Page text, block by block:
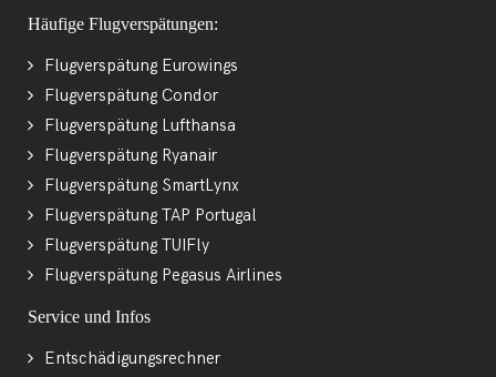
Häufige Flugverspätungen:
Flugverspätung Eurowings
Flugverspätung Condor
Flugverspätung Lufthansa
Flugverspätung Ryanair
Flugverspätung SmartLynx
Flugverspätung TAP Portugal
Flugverspätung TUIFly
Flugverspätung Pegasus Airlines
Service und Infos
Entschädigungsrechner